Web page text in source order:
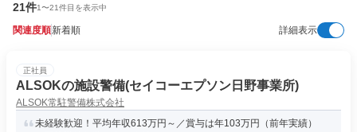
21件1〜21件目を表示中
関連度順新着順 詳細表示
正社員
ALSOKの施設警備(セイコーエプソン日野事業所)
ALSOK常駐警備株式会社
未経験歓迎！平均年収613万円～／賞与は年103万円（前年実績）